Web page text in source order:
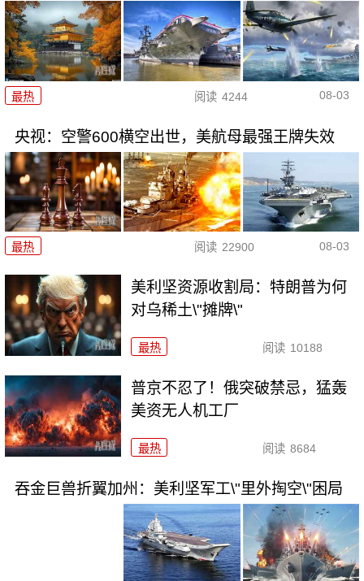
最热 阅读 4244 08-03
央视：空警600横空出世，美航母最强王牌失效
最热 阅读 22900 08-03
美利坚资源收割局：特朗普为何
对乌稀土\"摊牌\"
最热 阅读 10188
普京不忍了！俄突破禁忌，猛轰
美资无人机工厂
最热 阅读 8684
吞金巨兽折翼加州：美利坚军工\"里外掏空\"困局